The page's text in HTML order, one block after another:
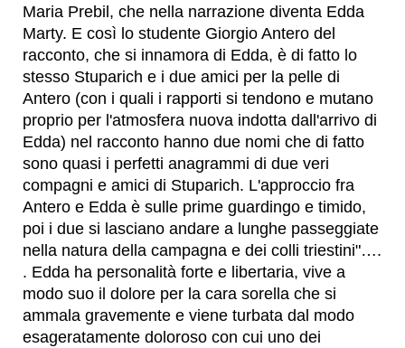
Maria Prebil, che nella narrazione diventa Edda
Marty. E così lo studente Giorgio Antero del
racconto, che si innamora di Edda, è di fatto lo
stesso Stuparich e i due amici per la pelle di
Antero (con i quali i rapporti si tendono e mutano
proprio per l'atmosfera nuova indotta dall'arrivo di
Edda) nel racconto hanno due nomi che di fatto
sono quasi i perfetti anagrammi di due veri
compagni e amici di Stuparich. L'approccio fra
Antero e Edda è sulle prime guardingo e timido,
poi i due si lasciano andare a lunghe passeggiate
nella natura della campagna e dei colli triestini"….
. Edda ha personalità forte e libertaria, vive a
modo suo il dolore per la cara sorella che si
ammala gravemente e viene turbata dal modo
esageratamente doloroso con cui uno dei